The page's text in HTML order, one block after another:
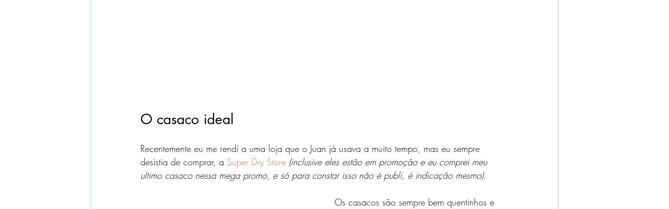
O casaco ideal
Recentemente eu me rendi a uma loja que o Juan já usava a muito tempo, mas eu sempre
desistia de comprar, a Super Dry Store (inclusive eles estão em promoção e eu comprei meu
ultimo casaco nessa mega promo, e só para constar isso não é publi, é indicação mesmo).
Os casacos são sempre bem quentinhos e